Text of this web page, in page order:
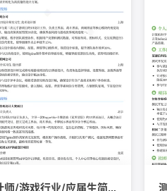
游戏UI设计师/游戏行业/应届生简历模板